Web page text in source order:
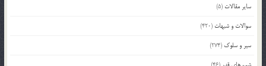
سایر مقالات (5)
سوالات و شبهات (420)
سیر و سلوک (274)